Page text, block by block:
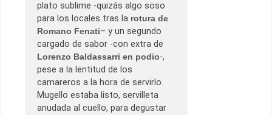
plato sublime -quizás algo soso
para los locales tras la rotura de
Romano Fenati– y un segundo
cargado de sabor -con extra de
Lorenzo Baldassarri en podio-,
pese a la lentitud de los
camareros a la hora de servirlo.
Mugello estaba listo, servilleta
anudada al cuello, para degustar